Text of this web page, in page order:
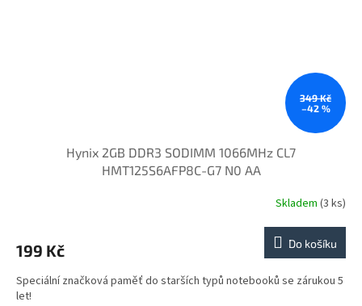
349 Kč
–42 %
Hynix 2GB DDR3 SODIMM 1066MHz CL7
HMT125S6AFP8C-G7 N0 AA
Skladem (3 ks)
199 Kč Do košíku
Speciální značková paměť do starších typů notebooků se zárukou 5
let!